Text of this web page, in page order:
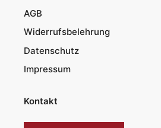
AGB
Widerrufsbelehrung
Datenschutz
Impressum
Kontakt